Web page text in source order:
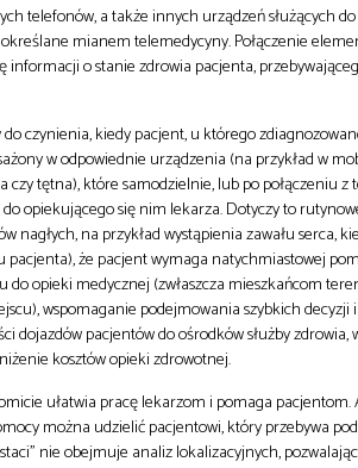
telefonów, a także innych urządzeń służących
mianem telemedycyny. Połączenie
o stanie zdrowia pacjenta,
czynienia, kiedy pacjent, u którego
w odpowiednie urządzenia (na przykład w
tętna), które samodzielnie, lub po połączeniu z
opiekującego się nim lekarza. Dotyczy to
na przykład wystąpienia zawału serca,
że pacjent wymaga natychmiastowej
opieki medycznej (zwłaszcza mieszkańcom
wspomaganie podejmowania szybkich decyzji
pacjentów do ośrodków służby zdrowia,
kosztów opieki zdrowotnej.
ułatwia pracę lekarzom i pomaga
można udzielić pacjentowi, który przebywa
nie obejmuje analiz lokalizacyjnych,